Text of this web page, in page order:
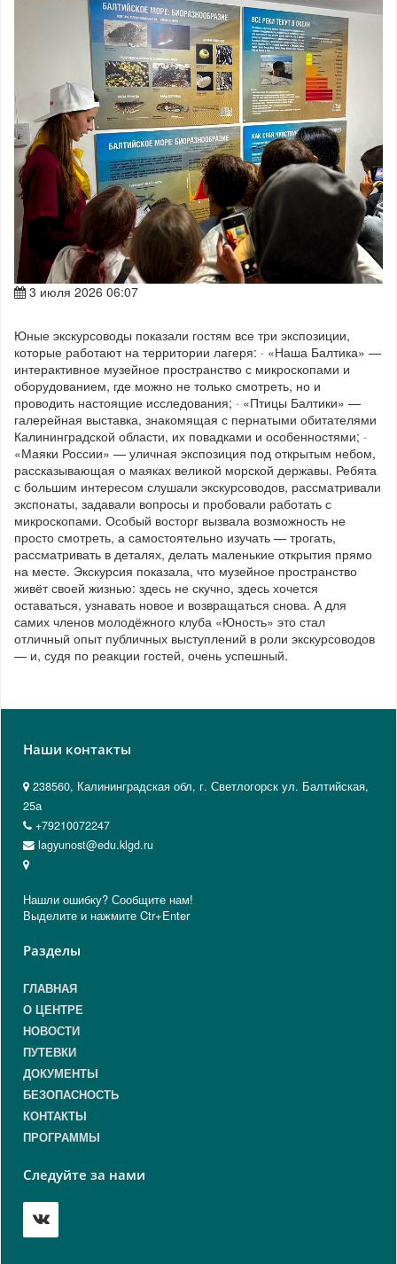
3 июля 2026 06:07
Юные экскурсоводы показали гостям все три экспозиции,
которые работают на территории лагеря: · «Наша Балтика» —
интерактивное музейное пространство с микроскопами и
оборудованием, где можно не только смотреть, но и
проводить настоящие исследования; · «Птицы Балтики» —
галерейная выставка, знакомящая с пернатыми обитателями
Калининградской области, их повадками и особенностями; ·
«Маяки России» — уличная экспозиция под открытым небом,
рассказывающая о маяках великой морской державы. Ребята
с большим интересом слушали экскурсоводов, рассматривали
экспонаты, задавали вопросы и пробовали работать с
микроскопами. Особый восторг вызвала возможность не
просто смотреть, а самостоятельно изучать — трогать,
рассматривать в деталях, делать маленькие открытия прямо
на месте. Экскурсия показала, что музейное пространство
живёт своей жизнью: здесь не скучно, здесь хочется
оставаться, узнавать новое и возвращаться снова. А для
самих членов молодёжного клуба «Юность» это стал
отличный опыт публичных выступлений в роли экскурсоводов
— и, судя по реакции гостей, очень успешный.
Наши контакты
238560, Калининградская обл, г. Светлогорск ул. Балтийская,
25а
+79210072247
lagyunost@edu.klgd.ru
Нашли ошибку? Сообщите нам!
Выделите и нажмите Ctr+Enter
Разделы
ГЛАВНАЯ
О ЦЕНТРЕ
НОВОСТИ
ПУТЕВКИ
ДОКУМЕНТЫ
БЕЗОПАСНОСТЬ
КОНТАКТЫ
ПРОГРАММЫ
Следуйте за нами